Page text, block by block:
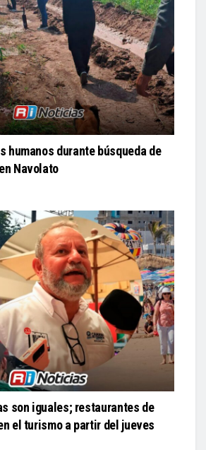
humanos durante búsqueda de
Navolato
son iguales; restaurantes de
el turismo a partir del jueves